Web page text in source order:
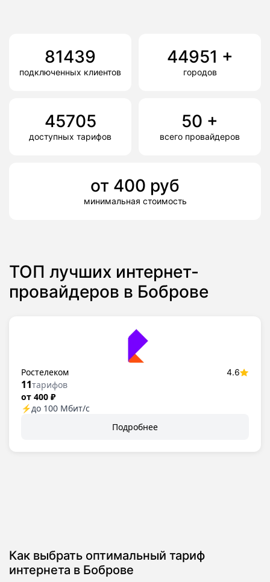
81439
подключенных клиентов
44951 +
городов
45705
доступных тарифов
50 +
всего провайдеров
от 400 руб
минимальная стоимость
ТОП лучших интернет-
провайдеров в Боброве
Ростелеком 4.6
11тарифов
от 400 ₽
⚡до 100 Мбит/с
Подробнее
Как выбрать оптимальный тариф
интернета в Боброве